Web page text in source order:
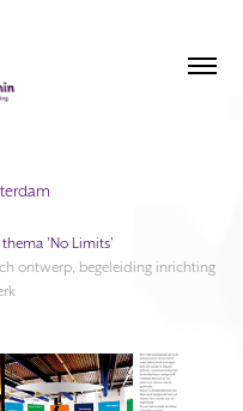
thema 'No Limits'
ontwerp, begeleiding inrichting